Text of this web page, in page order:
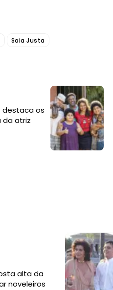
Saia Justa
destaca os
da atriz
alta da
noveleiros